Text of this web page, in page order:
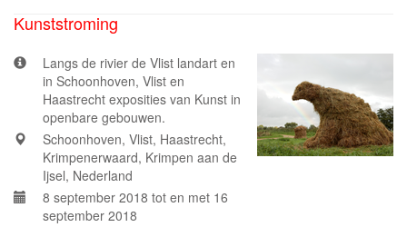
Kunststroming
Langs de rivier de Vlist landart en
in Schoonhoven, Vlist en
Haastrecht exposities van Kunst in
openbare gebouwen.
Schoonhoven, Vlist, Haastrecht,
Krimpenerwaard, Krimpen aan de
Ijsel, Nederland
8 september 2018 tot en met 16
september 2018